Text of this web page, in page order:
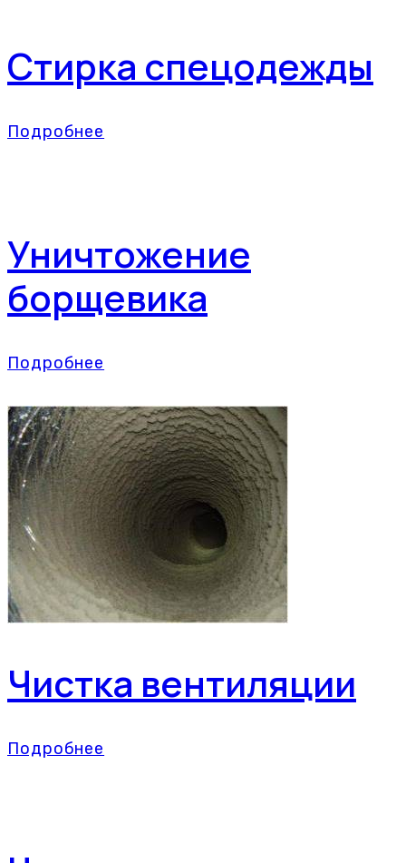
Стирка спецодежды
Подробнее
Уничтожение
борщевика
Подробнее
Чистка вентиляции
Подробнее